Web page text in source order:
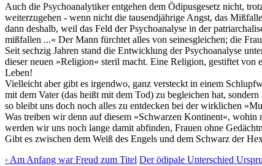
Auch die Psychoanalytiker entgehen dem Ödipusgesetz nicht,
weiterzugehen - wenn nicht die tausendjährige Angst, das
dann deshalb, weil das Feld der Psychoanalyse in der
mißfallen ...« Der Mann fürchtet alles von seinesgleichen; die
Seit sechzig Jahren stand die Entwicklung der Psychoanalyse
dieser neuen »Religion« steril macht. Eine Religion, gestiftet von
Leben!
Vielleicht aber gibt es irgendwo, ganz versteckt in einem
mit dem Vater (das heißt mit dem Tod) zu begleichen hat,
so bleibt uns doch noch alles zu entdecken bei der wirklichen
Was treiben wir denn auf diesem »Schwarzen Kontinent«, wohin
werden wir uns noch lange damit abfinden, Frauen ohne
Gibt es zwischen dem Weiß des Engels und dem Schwarz der
‹ Am Anfang war Freud zum Titel Der ödipale Unterschied